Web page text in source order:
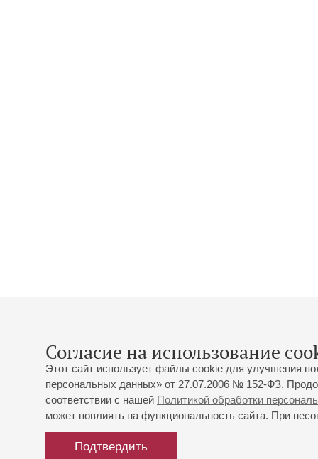
Согласие на использование
Этот сайт использует файлы cookie для улучшения
персональных данных» от 27.07.2006 № 152-ФЗ.
соответствии с нашей Политикой обработки
может повлиять на функциональность сайта. При
Подтвердить